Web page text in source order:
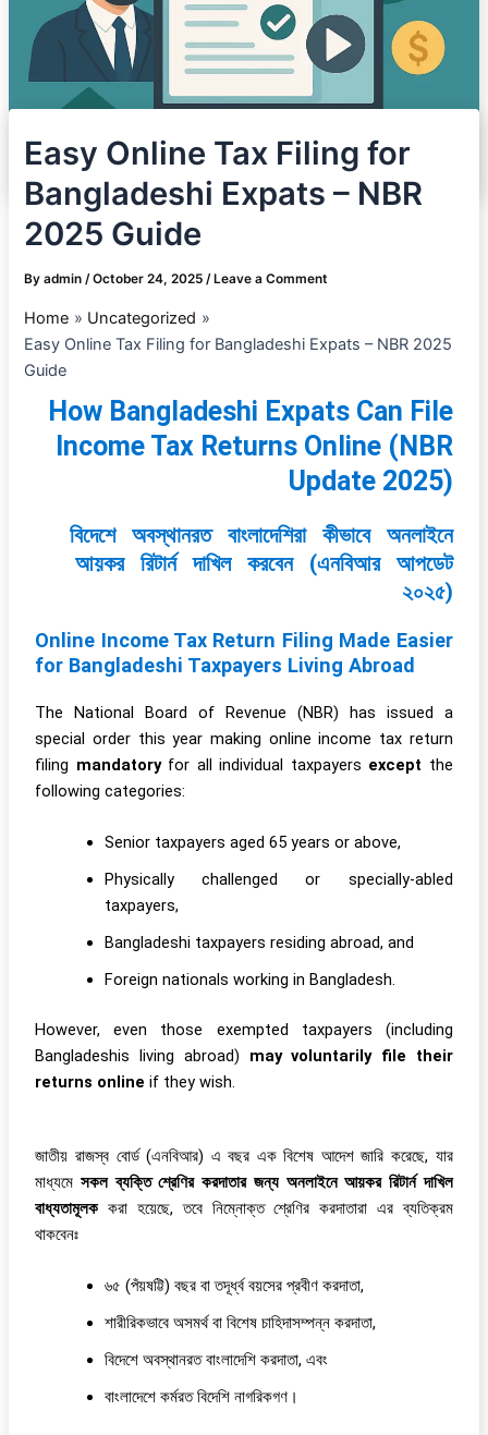
Easy Online Tax Filing for
Bangladeshi Expats – NBR
2025 Guide
Byadmin/October 24, 2025/ Leave a Comment
Home
Uncategorized
Easy Online Tax Filing for Bangladeshi Expats – NBR 2025
Guide
How Bangladeshi Expats Can File
Income Tax Returns Online (NBR
Update 2025)
বিদেশে অবস্থানরত বাংলাদেশিরা কীভাবে অনলাইনে
আয়কর রিটার্ন দাখিল করবেন (এনবিআর আপডেট
২০২৫)
Online Income Tax Return Filing Made Easier
for Bangladeshi Taxpayers Living Abroad
The National Board of Revenue (NBR) has issued a
special order this year making online income tax return
filing mandatoryfor all individual taxpayers except the
following categories:
Senior taxpayers aged 65 years or above,
Physically challenged or specially-abled
taxpayers,
Bangladeshi taxpayers residing abroad, and
Foreign nationals working in Bangladesh.
However, even those exempted taxpayers (including
Bangladeshis living abroad) may voluntarily file their
returns online if they wish.
জাতীয় রাজস্ব বোর্ড (এনবিআর) এ বছর এক বিশেষ আদেশ জারি করেছে, যার
মাধ্যমেসকল ব্যক্তি শ্রেণির করদাতার জন্য অনলাইনে আয়কর রিটার্ন দাখিল
বাধ্যতামূলককরা হয়েছে, তবে নিম্নোক্ত শ্রেণির করদাতারা এর ব্যতিক্রম
থাকবেনঃ
৬৫ (পঁয়ষট্টি) বছর বা তদূর্ধ্ব বয়সের প্রবীণ করদাতা,
শারীরিকভাবে অসমর্থ বা বিশেষ চাহিদাসম্পন্ন করদাতা,
বিদেশে অবস্থানরত বাংলাদেশি করদাতা, এবং
বাংলাদেশে কর্মরত বিদেশি নাগরিকগণ।